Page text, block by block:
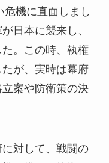
機に直面しまし
日本に襲来し、
。この時、執権
が、実時は幕府
案や防衛策の決
対して、戦闘の